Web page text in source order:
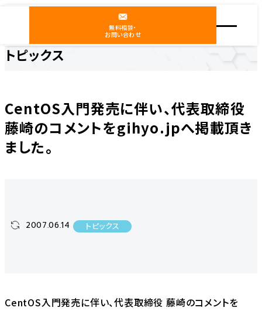
無料相談・
お問い合わせ
トピックス
CentOS入門発売に伴い、代表取締役
藤崎のコメントをgihyo.jpへ掲載頂き
ました。
2007.06.14 トピックス
CentOS入門発売に伴い、代表取締役 藤崎のコメントを